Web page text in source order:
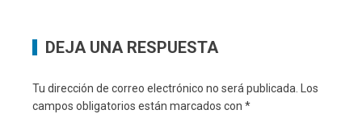
DEJA UNA RESPUESTA
Tu dirección de correo electrónico no será publicada. Los
campos obligatorios están marcados con *